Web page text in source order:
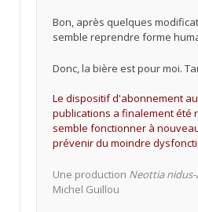
Bon, après quelques
semble reprendre forme
Donc, la bière est pour moi.
Le dispositif d'abonnement
publications a finalement été
semble fonctionner à
prévenir du moindre
Une production Neottia nidus-
Michel Guillou